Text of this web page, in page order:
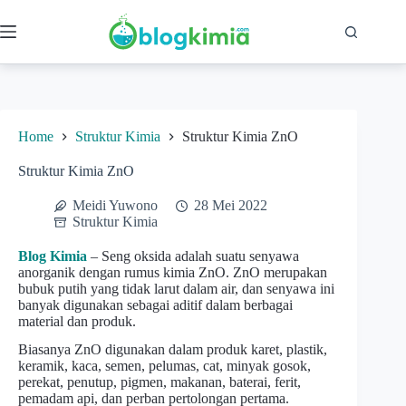
to
content
Home Struktur Kimia Struktur Kimia ZnO
Struktur Kimia ZnO
Meidi Yuwono
28 Mei 2022
Struktur Kimia
Blog Kimia – Seng oksida adalah suatu senyawa
anorganik dengan rumus kimia ZnO. ZnO merupakan
bubuk putih yang tidak larut dalam air, dan senyawa ini
banyak digunakan sebagai aditif dalam berbagai
material dan produk.
Biasanya ZnO digunakan dalam produk karet, plastik,
keramik, kaca, semen, pelumas, cat, minyak gosok,
perekat, penutup, pigmen, makanan, baterai, ferit,
pemadam api, dan perban pertolongan pertama.